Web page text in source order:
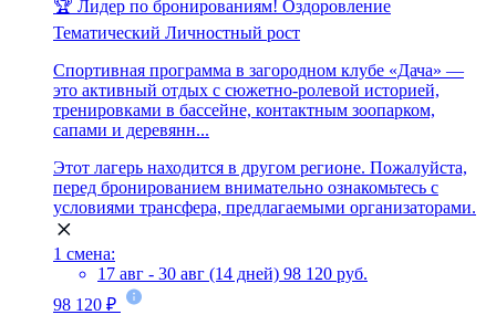
🏆 Лидер по бронированиям! Оздоровление
Тематический Личностный рост
Спортивная программа в загородном клубе «Дача» —
это активный отдых с сюжетно-ролевой историей,
тренировками в бассейне, контактным зоопарком,
сапами и деревянн...
Этот лагерь находится в другом регионе. Пожалуйста,
перед бронированием внимательно ознакомьтесь с
условиями трансфера, предлагаемыми организаторами.
1 смена:
17 авг - 30 авг (14 дней) 98 120 руб.
98 120 ₽